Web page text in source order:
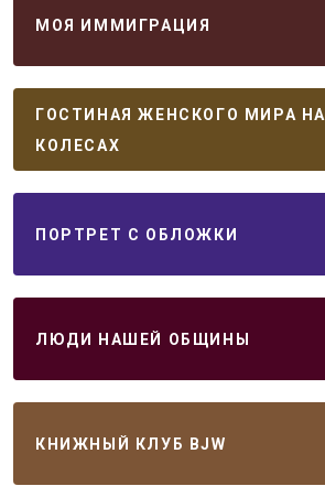
МОЯ ИММИГРАЦИЯ
ГОСТИНАЯ ЖЕНСКОГО МИРА НА
КОЛЕСАХ
ПОРТРЕТ С ОБЛОЖКИ
ЛЮДИ НАШЕЙ ОБЩИНЫ
КНИЖНЫЙ КЛУБ BJW